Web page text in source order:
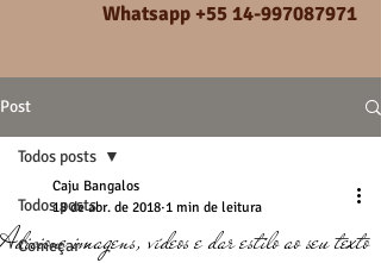
Whatsapp +5514-997087971
Post
Todos posts
Começar
Todos posts
Adicione imagens, vídeos e dar estilo ao seu texto
Caju Bangalos
18 de abr. de 2018 1 min de leitura